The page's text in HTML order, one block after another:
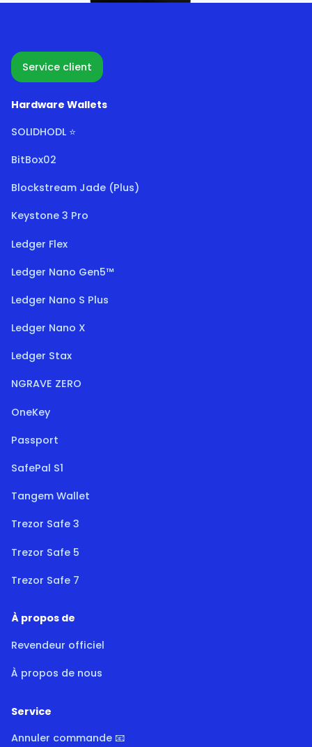
Service client
Hardware Wallets
SOLIDHODL ⭐
BitBox02
Blockstream Jade (Plus)
Keystone 3 Pro
Ledger Flex
Ledger Nano Gen5™
Ledger Nano S Plus
Ledger Nano X
Ledger Stax
NGRAVE ZERO
OneKey
Passport
SafePal S1
Tangem Wallet
Trezor Safe 3
Trezor Safe 5
Trezor Safe 7
À propos de
Revendeur officiel
À propos de nous
Service
Annuler commande 📧